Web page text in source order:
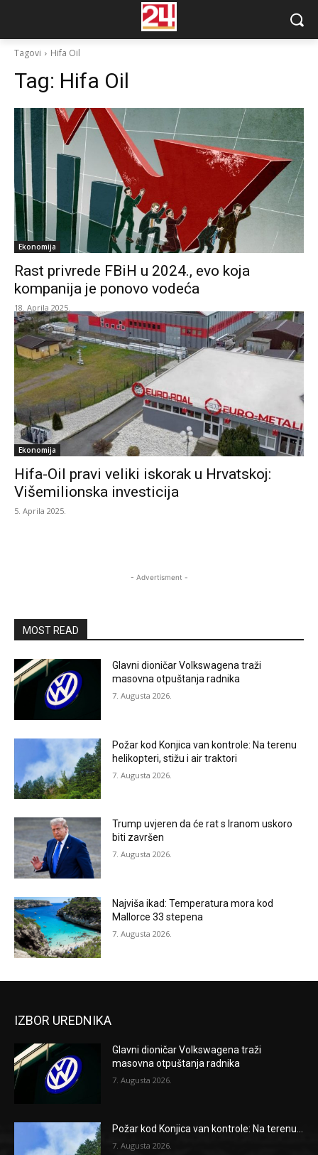
Tagovi Hifa Oil
Tag: Hifa Oil
Ekonomija
Rast privrede FBiH u 2024., evo koja
kompanija je ponovo vodeća
18. Aprila 2025.
Ekonomija
Hifa-Oil pravi veliki iskorak u Hrvatskoj:
Višemilionska investicija
5. Aprila 2025.
- Advertisment -
MOST READ
Glavni dioničar Volkswagena traži
masovna otpuštanja radnika
7. Augusta 2026.
Požar kod Konjica van kontrole: Na terenu
helikopteri, stižu i air traktori
7. Augusta 2026.
Trump uvjeren da će rat s Iranom uskoro
biti završen
7. Augusta 2026.
Najviša ikad: Temperatura mora kod
Mallorce 33 stepena
7. Augusta 2026.
IZBOR UREDNIKA
Glavni dioničar Volkswagena traži
masovna otpuštanja radnika
7. Augusta 2026.
Požar kod Konjica van kontrole: Na terenu...
7. Augusta 2026.